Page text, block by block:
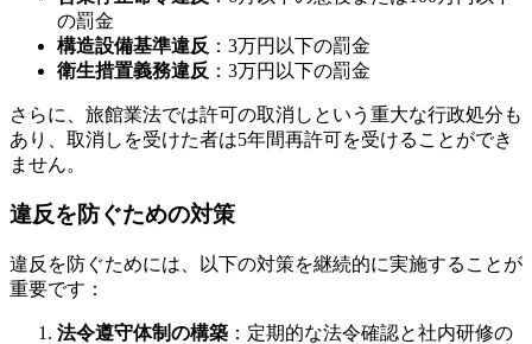
の罰金
構造設備基準違反 ：3万円以下の罰金
衛生措置義務違反 ：3万円以下の罰金
さらに、旅館業法では許可の取消しという重大な行政処分も
あり、取消しを受けた者は5年間再許可を受けることができ
ません。
違反を防ぐための対策
違反を防ぐためには、以下の対策を継続的に実施することが
重要です：
法令遵守体制の構築 ：定期的な法令確認と社内研修の